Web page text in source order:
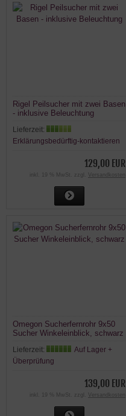
Rigel Peilsucher mit zwei Basen
- inklusive Beleuchtung
Lieferzeit:
Erklärungsbedürftig-kontaktieren
129,00 EUR
inkl. 19 % MwSt. zzgl. Versandkosten
Omegon Sucherfernrohr 9x50
Sucher Winkeleinblick, schwarz
Lieferzeit:
Auf Lager +
Überprüfung
139,00 EUR
inkl. 19 % MwSt. zzgl. Versandkosten